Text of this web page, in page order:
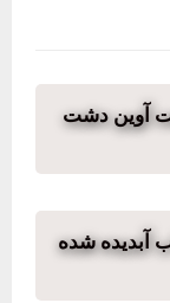
آوین دشت
آبدیده شده